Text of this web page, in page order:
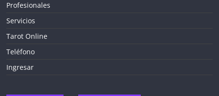
Profesionales
Servicios
Tarot Online
Teléfono
Ingresar